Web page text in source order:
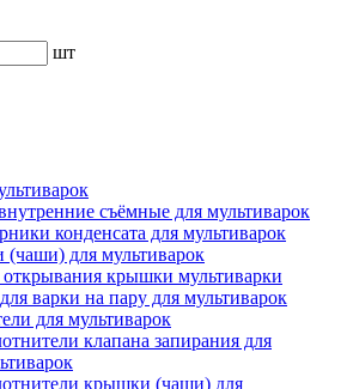
шт
съёмные для мультиварок
конденсата для мультиварок
(чаши) для мультиварок
крышки мультиварки
варки на пару для мультиварок
для мультиварок
клапана запирания для
крышки (чаши) для